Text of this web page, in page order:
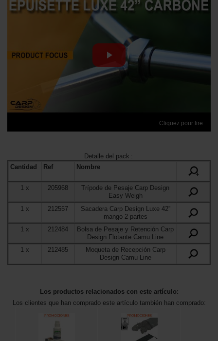
Cliquez pour lire
Detalle del pack :
Cantidad
Ref
Nombre
+
1x 205968
Trípode de Pesaje Carp Design
Easy Weigh
1 x 212557
Sacadera Carp Design Luxe 42''
mango 2 partes
1x 212484
Bolsa de Pesaje y Retención Carp
Design Flotante Camu Line
1x 212485
Moqueta de Recepción Carp
Design Camu Line
Los productos relacionados con este artículo:
Los clientes que han comprado este artículo también han comprado: